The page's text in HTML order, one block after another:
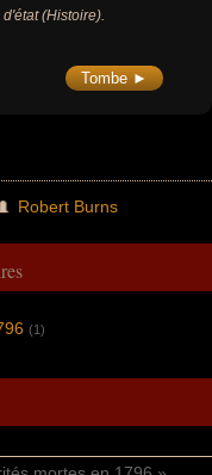
(Histoire).
Tombe ►
Robert Burns
(1)